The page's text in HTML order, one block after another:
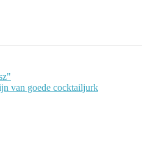
van goede cocktailjurk